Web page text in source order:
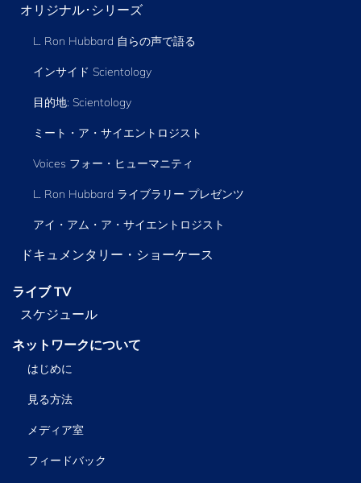
オリジナル･シリーズ
L. Ron Hubbard 自らの声で語る
インサイド Scientology
目的地: Scientology
ミート・ア・サイエントロジスト
Voices フォー・ヒューマニティ
L. Ron Hubbard ライブラリー プレゼンツ
アイ・アム・ア・サイエントロジスト
ドキュメンタリー・ショーケース
ライブ TV
スケジュール
ネットワークについて
はじめに
見る方法
メディア室
フィードバック